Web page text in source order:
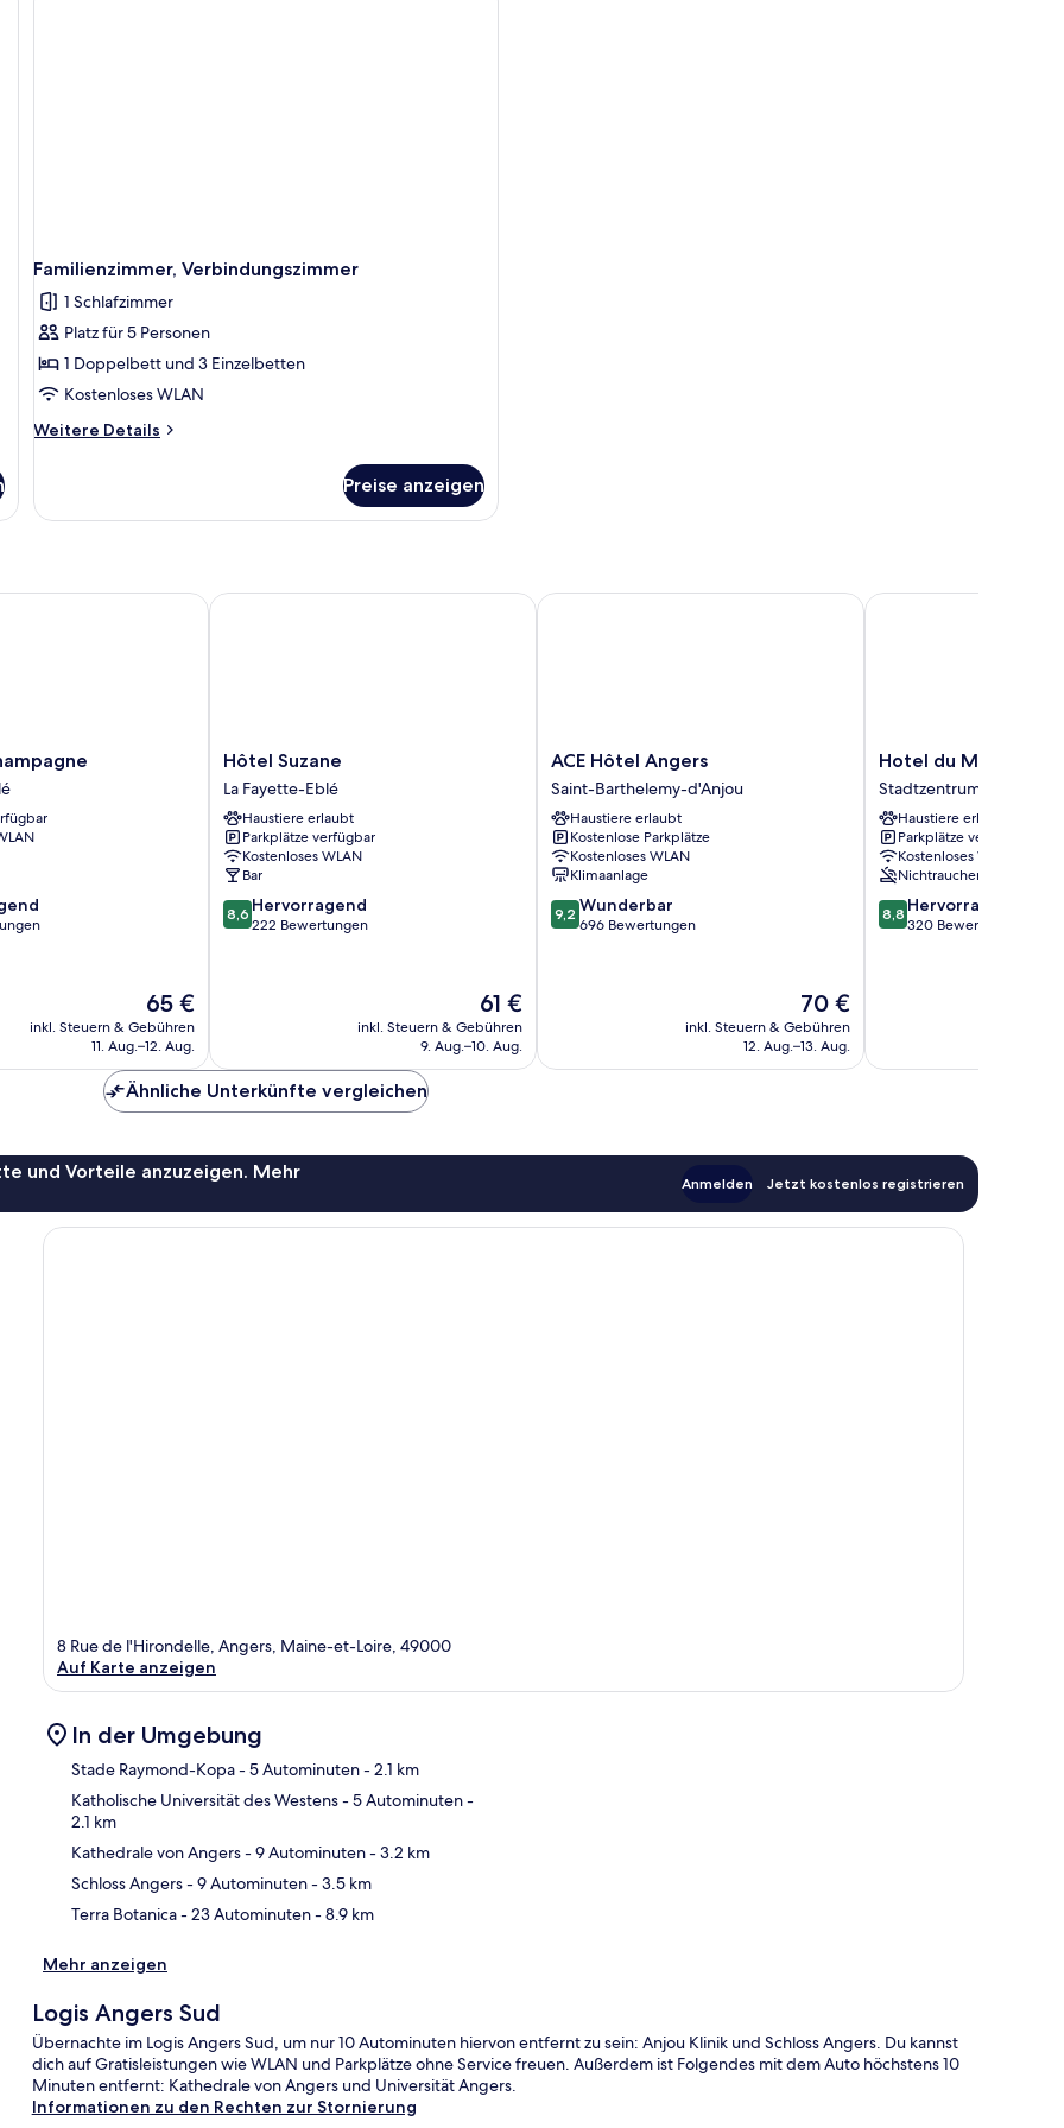
Familienzimmer, Verbindungszimmer
1 Schlafzimmer
Platz für 5 Personen
1 Doppelbett und 3 Einzelbetten
Kostenloses WLAN
Weitere Details
Weitere
Verbindungszimmer
Preise anzeigen
Der
Preis
beträgt
65 €
inkl. Steuern & Gebühren
11. Aug.–12. Aug.
Hôtel
Suzane
La
Fayette-
Eblé
Hôtel Suzane
La Fayette-Eblé
Haustiere erlaubt
Parkplätze verfügbar
Kostenloses WLAN
Bar
8.6
von
8,6 Hervorragend
222 Bewertungen
Der
Preis
beträgt
61 €
inkl. Steuern & Gebühren
9. Aug.–10. Aug.
Hôtel Suzane
ACE
Hôtel
Angers
Saint-
Barthelemy-
d'Anjou
ACE Hôtel Angers
Saint-Barthelemy-d'Anjou
Haustiere erlaubt
Kostenlose Parkplätze
Kostenloses WLAN
Klimaanlage
9.2
von
9,2 Wunderbar
696 Bewertungen
Der
Preis
beträgt
70 €
inkl. Steuern & Gebühren
12. Aug.–13. Aug.
ACE Hôtel Angers
Hotel
du
Mail
Stadtzentrum
Hotel du Mail
Stadtzentrum
Haustiere erlaubt
Parkplätze verfügbar
Kostenloses WLAN
Nichtraucher
8.8
von
8,8 Hervorragend
320 Bewertungen
Hotel du Mail
Ähnliche Unterkünfte vergleichen
und Vorteile anzuzeigen. Mehr
Anmelden Jetzt kostenlos registrieren
8 Rue de l'Hirondelle, Angers, Maine-et-Loire, 49000
Auf Karte anzeigen
In der Umgebung
Stade Raymond-Kopa- 5 Autominuten- 2.1 km
Katholische Universität des Westens- 5 Autominuten-
2.1 km
Kathedrale von Angers- 9 Autominuten- 3.2 km
Schloss Angers- 9 Autominuten- 3.5 km
Terra Botanica- 23 Autominuten- 8.9 km
Mehr anzeigen
Logis Angers Sud
Übernachte im Logis Angers Sud, um nur 10 Autominuten hiervon entfernt zu sein: Anjou Klinik und Schloss Angers. Du kannst
dich auf Gratisleistungen wie WLAN und Parkplätze ohne Service freuen. Außerdem ist Folgendes mit dem Auto höchstens 10
Minuten entfernt: Kathedrale von Angers und Universität Angers.
Informationen zu den Rechten zur Stornierung